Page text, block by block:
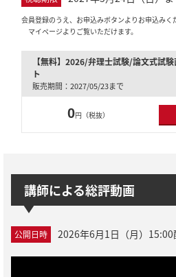
会員登録のうえ、お申込みボタンよりお申込みく
マイページよりご覧いただけます。
【無料】2026/弁理士試験/論文式試
ト
販売期間：2027/05/23まで
0円（税抜）
講師による総評動画
公開日時 2026年6月1日（月）15:00